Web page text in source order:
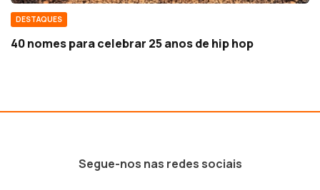
DESTAQUES
40 nomes para celebrar 25 anos de hip hop
Segue-nos nas redes sociais